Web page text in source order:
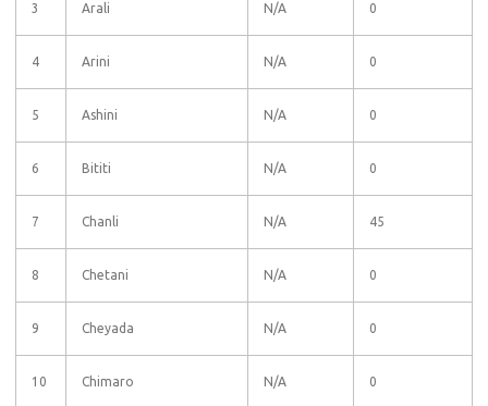
3 Arali N/A 0
4 Arini N/A 0
5 Ashini N/A 0
6 Bititi N/A 0
7 Chanli N/A 45
8 Chetani N/A 0
9 Cheyada N/A 0
10 Chimaro N/A 0